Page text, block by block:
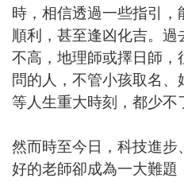
時，相信透過一些指引
順利，甚至逢凶化吉。過
不高，地理師或擇日師，
問的人，不管小孩取名
等人生重大時刻，都少不
然而時至今日，科技進步
好的老師卻成為一大難